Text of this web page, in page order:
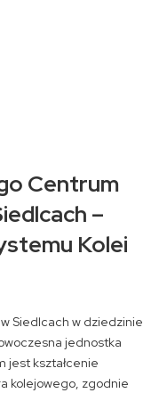
Centrum
–
Kolei
Siedlcach w dziedzinie
jednostka
jest kształcenie
kolejowego, zgodnie